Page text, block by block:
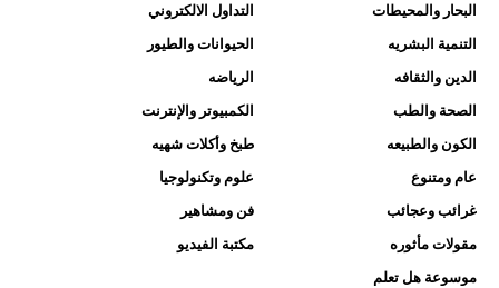
البحار والمحيطات
التداول الالكتروني
التنمية البشريه
الحيوانات والطيور
الدين والثقافه
الرياضه
الصحة والطب
الكمبيوتر والإنترنت
الكون والطبيعه
طبخ وأكلات شهيه
عام ومتنوع
علوم وتكنولوجيا
غرائب وعجائب
فن ومشاهير
مقولات مأثوره
مكتبة الفيديو
موسوعة هل تعلم